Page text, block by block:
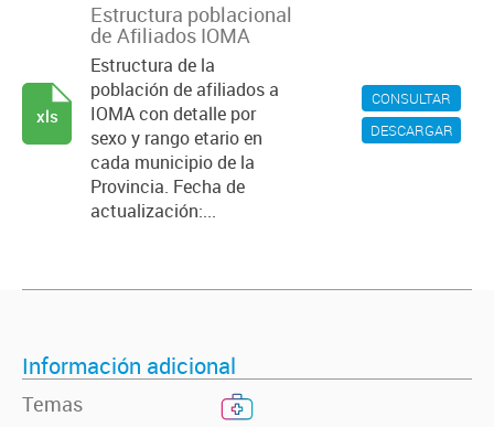
CONSULTAR
DESCARGAR
Estructura poblacional
de Afiliados IOMA
Estructura de la
población de afiliados a
IOMA con detalle por
sexo y rango etario en
cada municipio de la
Provincia. Fecha de
actualización:...
xls
Información adicional
Temas